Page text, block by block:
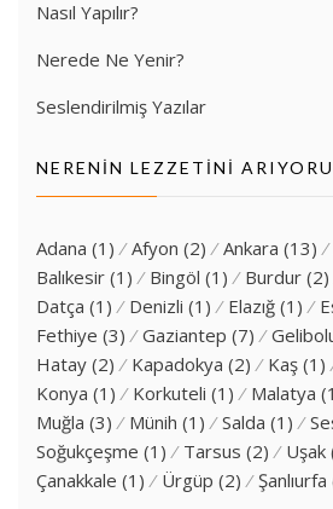
Nasıl Yapılır?
Nerede Ne Yenir?
Seslendirilmiş Yazılar
NERENIN LEZZETINI
Adana (1) Afyon (2) Ankara (13)
Balıkesir (1) Bingöl (1) Burdur (2)
Datça (1) Denizli (1) Elazığ (1)
Fethiye (3) Gaziantep (7)
Hatay (2) Kapadokya (2) Kaş (1)
Konya (1) Korkuteli (1) Malatya
Muğla (3) Münih (1) Salda (1)
Soğukçeşme (1) Tarsus (2) Uşak
Çanakkale (1) Ürgüp (2) Şanlıurfa